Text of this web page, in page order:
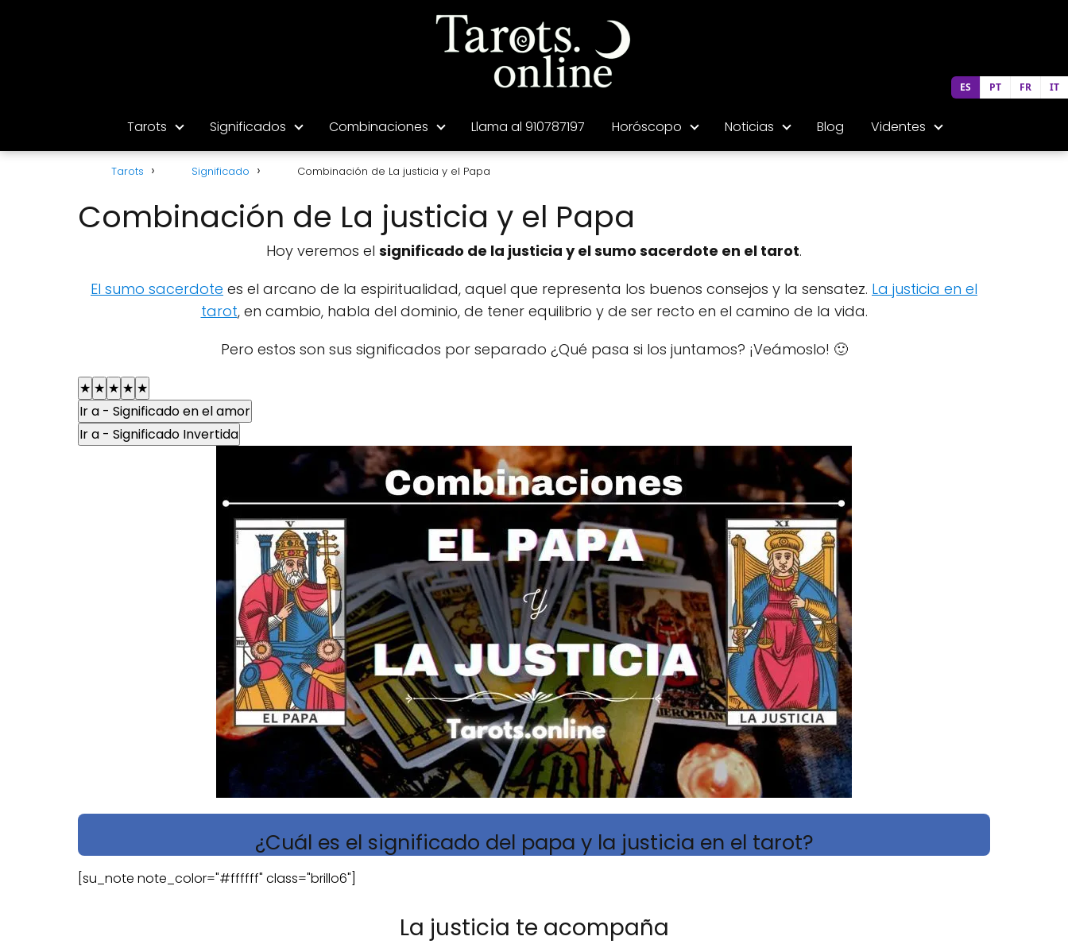
Tarots Significados Combinaciones Llama al 910787197 Horóscopo Noticias Blog Videntes
Tarots Significado Combinación de La justicia y el Papa
Combinación de La justicia y el Papa
Hoy veremos el significado de la justicia y el sumo sacerdote en el tarot.
El sumo sacerdote es el arcano de la espiritualidad, aquel que representa los buenos consejos y la sensatez. La justicia en el
tarot, en cambio, habla del dominio, de tener equilibrio y de ser recto en el camino de la vida.
Pero estos son sus significados por separado ¿Qué pasa si los juntamos? ¡Veámoslo! 🙂
★ ★ ★ ★ ★
Ir a - Significado en el amor
Ir a - Significado Invertida
¿Cuál es el significado del papa y la justicia en el tarot?
[su_note note_color="#ffffff" class="brillo6"]
La justicia te acompaña
ES PT FR IT